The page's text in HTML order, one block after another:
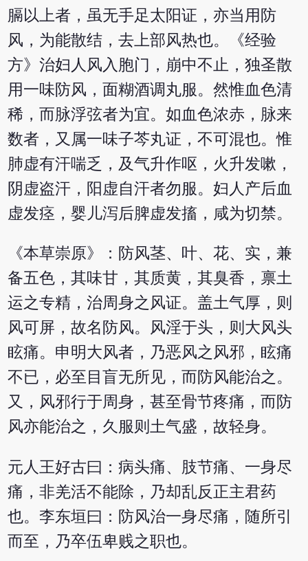
膈以上者，虽无手足太阳证，亦当用防
风，为能散结，去上部风热也。《经验
方》治妇人风入胞门，崩中不止，独圣散
用一味防风，面糊酒调丸服。然惟血色清
稀，而脉浮弦者为宜。如血色浓赤，脉来
数者，又属一味子芩丸证，不可混也。惟
肺虚有汗喘乏，及气升作呕，火升发嗽，
阴虚盗汗，阳虚自汗者勿服。妇人产后血
虚发痉，婴儿泻后脾虚发搐，咸为切禁。
《本草崇原》：防风茎、叶、花、实，兼
备五色，其味甘，其质黄，其臭香，禀土
运之专精，治周身之风证。盖土气厚，则
风可屏，故名防风。风淫于头，则大风头
眩痛。申明大风者，乃恶风之风邪，眩痛
不已，必至目盲无所见，而防风能治之。
又，风邪行于周身，甚至骨节疼痛，而防
风亦能治之，久服则土气盛，故轻身。
元人王好古曰：病头痛、肢节痛、一身尽
痛，非羌活不能除，乃却乱反正主君药
也。李东垣曰：防风治一身尽痛，随所引
而至，乃卒伍卑贱之职也。